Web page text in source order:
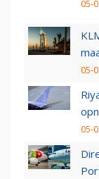
05-
05-
05-